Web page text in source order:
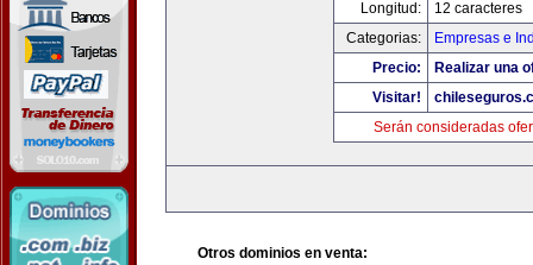
Longitud:
12 caracteres
Categorias:
Empresas e
Precio:
Realizar una
Visitar!
Serán consideradas
Otros dominios en venta: